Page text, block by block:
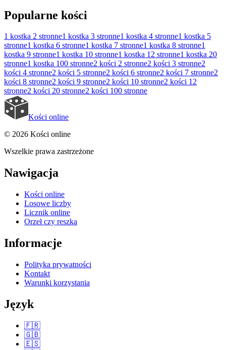
Popularne kości
1 kostka 2 stronne1 kostka 3 stronne1 kostka 4 stronne1 kostka 5
stronne1 kostka 6 stronne1 kostka 7 stronne1 kostka 8 stronne1
kostka 9 stronne1 kostka 10 stronne1 kostka 12 stronne1 kostka 20
stronne1 kostka 100 stronne2 kości 2 stronne2 kości 3 stronne2
kości 4 stronne2 kości 5 stronne2 kości 6 stronne2 kości 7 stronne2
kości 8 stronne2 kości 9 stronne2 kości 10 stronne2 kości 12
stronne2 kości 20 stronne2 kości 100 stronne
Kości online
© 2026 Kości online
Wszelkie prawa zastrzeżone
Nawigacja
Kości online
Losowe liczby
Licznik online
Orzeł czy reszka
Informacje
Polityka prywatności
Kontakt
Warunki korzystania
Język
🇫🇷
🇬🇧
🇪🇸